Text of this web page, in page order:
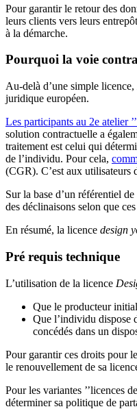
Pour garantir le retour des
leurs clients vers leurs
à la démarche.
Pourquoi la voie
Au-delà d’une simple licence,
juridique européen.
Les participants au 2e atelier
solution contractuelle a
traitement est celui qui
de l’individu. Pour cela,
(CGR). C’est aux utilisateurs
Sur la base d’un référentiel
des déclinaisons selon que
En résumé, la licence design
Pré requis technique
L’utilisation de la licence
Que le producteur
Que l’individu dispose
concédés dans un
Pour garantir ces droits pour
le renouvellement de sa
Pour les variantes ’’licences
déterminer sa politique de